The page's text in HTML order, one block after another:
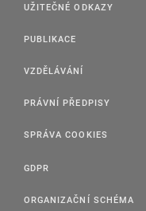
UŽITEČNÉ ODKAZY
PUBLIKACE
VZDĚLÁVÁNÍ
PRÁVNÍ PŘEDPISY
SPRÁVA COOKIES
GDPR
ORGANIZAČNÍ SCHÉMA